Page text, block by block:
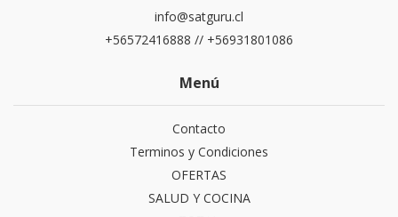
info@satguru.cl
+56572416888 // +56931801086
Menú
Contacto
Terminos y Condiciones
OFERTAS
SALUD Y COCINA